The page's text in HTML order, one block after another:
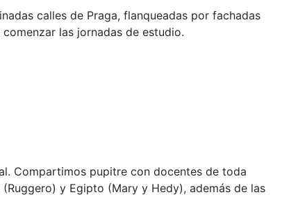
calles de Praga, flanqueadas por fachadas
las jornadas de estudio.
Compartimos pupitre con docentes de toda
y Egipto (Mary y Hedy), además de las